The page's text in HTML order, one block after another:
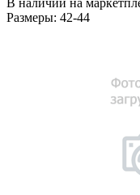
В наличии на
Размеры: 42-44